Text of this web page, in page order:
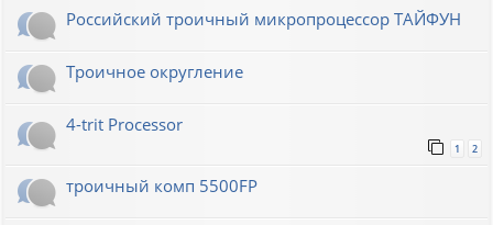
Российский троичный микропроцессор ТАЙФУН
Троичное округление
4-trit Processor
1 2
троичный комп 5500FP